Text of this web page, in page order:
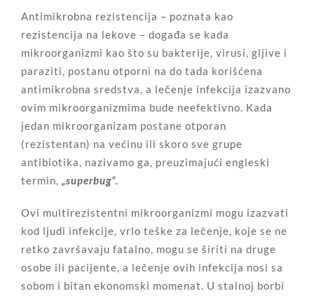
Antimikrobna rezistencija – poznata kao
rezistencija na lekove – događa se kada
mikroorganizmi kao što su bakterije, virusi, gljive i
paraziti, postanu otporni na do tada korišćena
antimikrobna sredstva, a lečenje infekcija izazvano
ovim mikroorganizmima bude neefektivno. Kada
jedan mikroorganizam postane otporan
(rezistentan) na većinu ili skoro sve grupe
antibiotika, nazivamo ga, preuzimajući engleski
termin, „superbug“.
Ovi multirezistentni mikroorganizmi mogu izazvati
kod ljudi infekcije, vrlo teške za lečenje, koje se ne
retko završavaju fatalno, mogu se širiti na druge
osobe ili pacijente, a lečenje ovih infekcija nosi sa
sobom i bitan ekonomski momenat. U stalnoj borbi